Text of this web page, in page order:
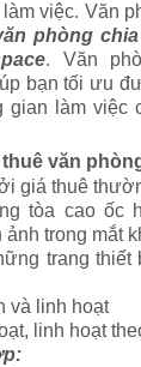
việc. Văn
phòng
. Văn
bạn tối ưu
gian làm việc
văn
giá thuê
tòa cao ốc
trong mắt
trang thiết
và linh hoạt
linh hoạt